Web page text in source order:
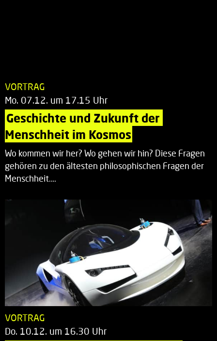
VORTRAG
Mo. 07.12. um 17.15 Uhr
Geschichte und Zukunft der
Menschheit im Kosmos
Wo kommen wir her? Wo gehen wir hin? Diese Fragen
gehören zu den ältesten philosophischen Fragen der
Menschheit.…
VORTRAG
Do. 10.12. um 16.30 Uhr